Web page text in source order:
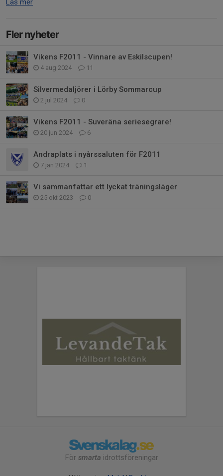
Läs mer
Fler nyheter
Vikens F2011 - Vinnare av Eskilscupen!
4 aug 2024 11
Silvermedaljörer i Lörby Sommarcup
2 jul 2024 0
Vikens F2011 - Suveräna seriesegrare!
20 jun 2024 6
Andraplats i nyårssaluten för F2011
7 jan 2024 1
Vi sammanfattar ett lyckat träningsläger
25 okt 2023 0
För smarta idrottsföreningar